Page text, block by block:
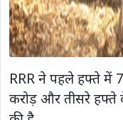
RRR ने पहले हफ्ते में
करोड़ और तीसरे हफ्ते